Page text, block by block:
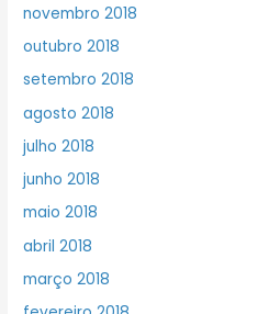
novembro 2018
outubro 2018
setembro 2018
agosto 2018
julho 2018
junho 2018
maio 2018
abril 2018
março 2018